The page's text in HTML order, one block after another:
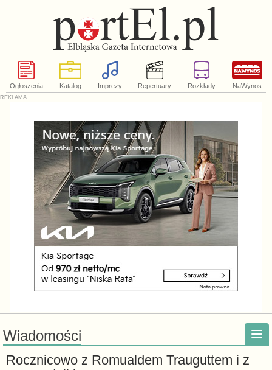
Ogłoszenia Katalog Imprezy Repertuary Rozkłady NaWynos
Wiadomości
Rocznicowo z Romualdem Trauguttem i z